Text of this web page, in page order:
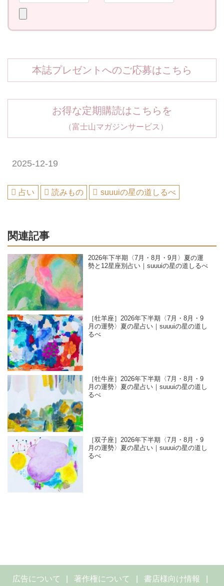
本誌プレゼントへのご応募はこちら
お得な定期購読はこちらを
（富士山マガジンサービス）
2025-12-19
占い 読みもの suuuiの星の道しるべ
関連記事
2026年下半期〈7月・8月・9月〉夏の運
勢と12星座別占い｜suuuiの星の道しるべ
［牡羊座］2026年下半期〈7月・8月・9
月の運勢〉夏の星占い｜suuuiの星の道し
るべ
［牡牛座］2026年下半期〈7月・8月・9
月の運勢〉夏の星占い｜suuuiの星の道し
るべ
［双子座］2026年下半期〈7月・8月・9
月の運勢〉夏の星占い｜suuuiの星の道し
るべ
広告について 著作権について 書店様向け情報